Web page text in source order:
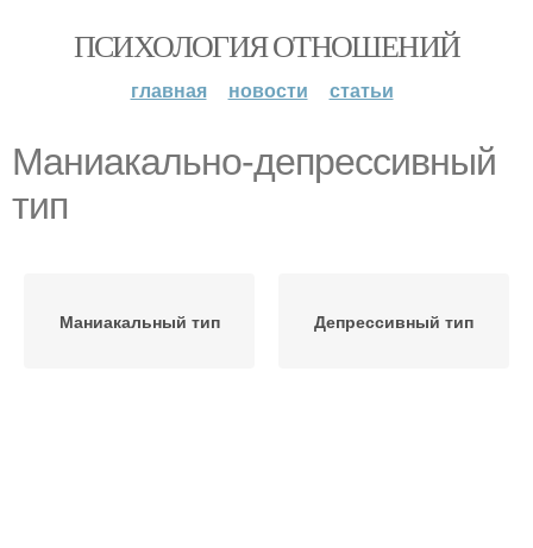
ПСИХОЛОГИЯ ОТНОШЕНИЙ
главная новости статьи
Маниакально-депрессивный
тип
Маниакальный тип Депрессивный тип